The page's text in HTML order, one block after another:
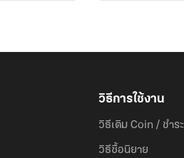
วิธีการใช้งาน
วิธีเติม Coin / ชำร
วิธีซื้อนิยาย